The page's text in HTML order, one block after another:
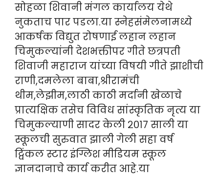
सोहळा शिवानी मंगल कार्यालय येथे
नुकताच पार पडला.या स्नेहसंमेलनामध्ये
आकर्षक विद्युत रोषणाई लहान लहान
चिमुकल्यांनी देशभक्तीपर गीते छत्रपती
शिवाजी महाराज यांच्या विषयी गीते झाशीची
राणी,दमलेला बाबा,श्रीरामंची
थीम,लेझीम,लाठी काठी मर्दानी खेळाचे
प्रात्यक्षिक तसेच विविध सांस्कृतिक नृत्य या
चिमुकल्याणी सादर केली २०१७ साली या
स्कूलची सुरुवात झाली गेली सहा वर्ष
ट्विंकल स्टार इंग्लिश मीडियम स्कूल
ज्ञानदानाचे कार्य करीत आहे.या